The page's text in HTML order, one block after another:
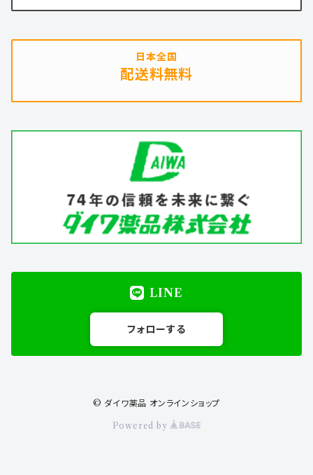
日本全国
配送料無料
LINE
フォローする
© ダイワ薬品 オンラインショップ
Powered by